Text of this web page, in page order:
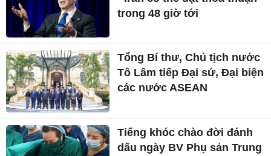
trong 48 giờ tới
Tổng Bí thư, Chủ tịch nước
Tô Lâm tiếp Đại sứ, Đại biện
các nước ASEAN
Tiếng khóc chào đời đánh
dấu ngày BV Phụ sản Trung